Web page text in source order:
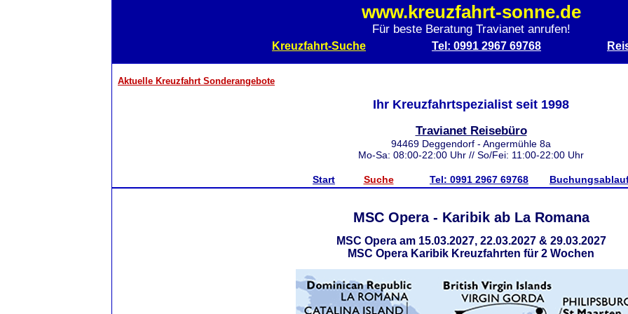
www.kreuzfahrt-sonne.de
Für beste Beratung Travianet anrufen!
Kreuzfahrt-Suche Tel: 0991 2967 69768
Aktuelle Kreuzfahrt Sonderangebote
Ihr Kreuzfahrtspezialist seit 1998
Travianet Reisebüro
94469 Deggendorf - Angermühle 8a
Mo-Sa: 08:00-22:00 Uhr // So/Fei: 11:00-22:00 Uhr
Start Suche Tel: 0991 2967 69768
MSC Opera - Karibik ab La Romana
MSC Opera am 15.03.2027, 22.03.2027 & 29.03.2027
MSC Opera Karibik Kreuzfahrten für 2 Wochen